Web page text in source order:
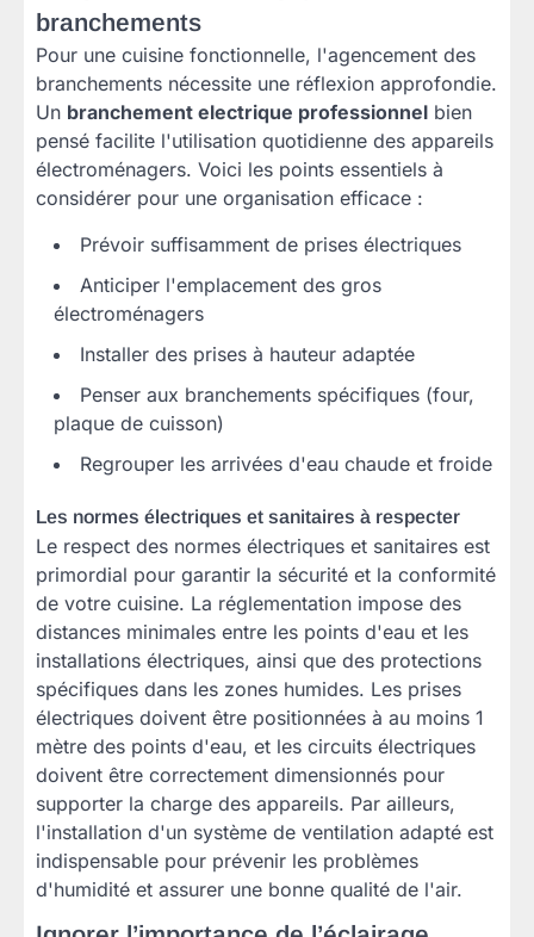
branchements
Pour une cuisine fonctionnelle, l'agencement des
branchements nécessite une réflexion approfondie.
Un branchement electrique professionnel bien
pensé facilite l'utilisation quotidienne des appareils
électroménagers. Voici les points essentiels à
considérer pour une organisation efficace :
Prévoir suffisamment de prises électriques
Anticiper l'emplacement des gros
électroménagers
Installer des prises à hauteur adaptée
Penser aux branchements spécifiques (four,
plaque de cuisson)
Regrouper les arrivées d'eau chaude et froide
Les normes électriques et sanitaires à respecter
Le respect des normes électriques et sanitaires est
primordial pour garantir la sécurité et la conformité
de votre cuisine. La réglementation impose des
distances minimales entre les points d'eau et les
installations électriques, ainsi que des protections
spécifiques dans les zones humides. Les prises
électriques doivent être positionnées à au moins 1
mètre des points d'eau, et les circuits électriques
doivent être correctement dimensionnés pour
supporter la charge des appareils. Par ailleurs,
l'installation d'un système de ventilation adapté est
indispensable pour prévenir les problèmes
d'humidité et assurer une bonne qualité de l'air.